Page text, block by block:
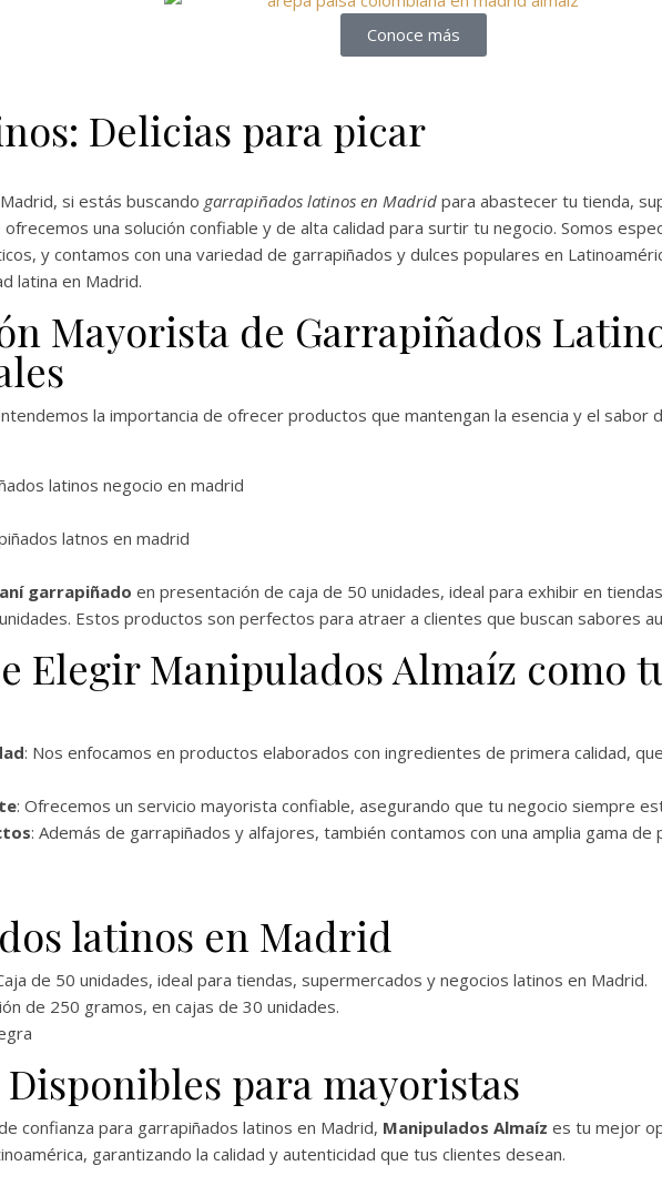
Conoce más
Delicias para picar
si estás buscando garrapiñados latinos en Madrid para abastecer tu tienda,
una solución confiable y de alta calidad para surtir tu negocio. Somos
y contamos con una variedad de garrapiñados y dulces populares en
latina en Madrid.
Mayorista de Garrapiñados
la importancia de ofrecer productos que mantengan la esencia y el sabor
garrapiñado en presentación de caja de 50 unidades, ideal para exhibir en
Estos productos son perfectos para atraer a clientes que buscan sabores
Elegir Manipulados Almaíz como
: Nos enfocamos en productos elaborados con ingredientes de primera calidad,
: Ofrecemos un servicio mayorista confiable, asegurando que tu negocio siempre
: Además de garrapiñados y alfajores, también contamos con una amplia gama
latinos en Madrid
de 50 unidades, ideal para tiendas, supermercados y negocios latinos en Madrid.
de 250 gramos, en cajas de 30 unidades.
para mayoristas
confianza para garrapiñados latinos en Madrid, Manipulados Almaíz es tu mejor
garantizando la calidad y autenticidad que tus clientes desean.